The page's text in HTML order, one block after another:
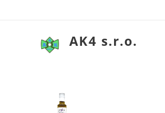
AK4 s.r.o.